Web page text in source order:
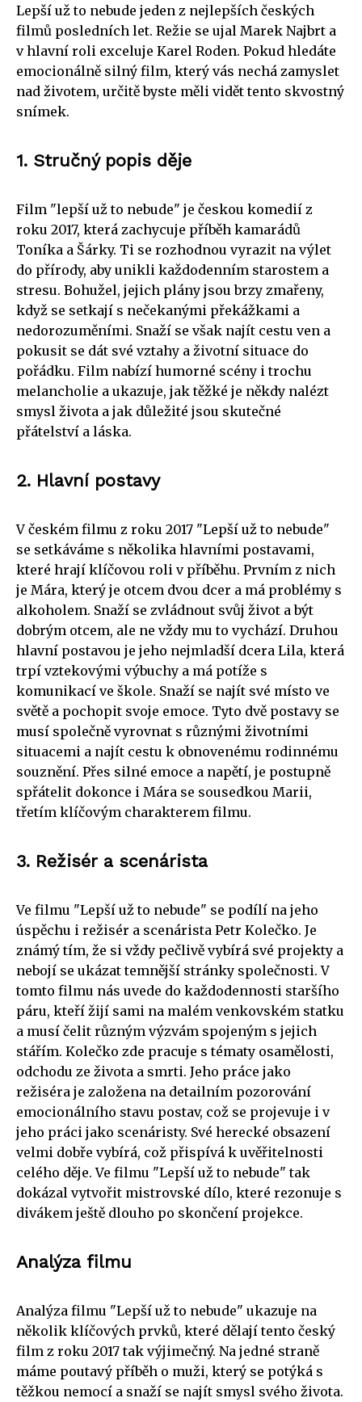
Lepší už to nebude jeden z nejlepších českých
filmů posledních let. Režie se ujal Marek Najbrt a
v hlavní roli exceluje Karel Roden. Pokud hledáte
emocionálně silný film, který vás nechá zamyslet
nad životem, určitě byste měli vidět tento skvostný
snímek.
1. Stručný popis děje
Film "lepší už to nebude" je českou komedií z
roku 2017, která zachycuje příběh kamarádů
Toníka a Šárky. Ti se rozhodnou vyrazit na výlet
do přírody, aby unikli každodenním starostem a
stresu. Bohužel, jejich plány jsou brzy zmařeny,
když se setkají s nečekanými překážkami a
nedorozuměními. Snaží se však najít cestu ven a
pokusit se dát své vztahy a životní situace do
pořádku. Film nabízí humorné scény i trochu
melancholie a ukazuje, jak těžké je někdy nalézt
smysl života a jak důležité jsou skutečné
přátelství a láska.
2. Hlavní postavy
V českém filmu z roku 2017 "Lepší už to nebude"
se setkáváme s několika hlavními postavami,
které hrají klíčovou roli v příběhu. Prvním z nich
je Mára, který je otcem dvou dcer a má problémy s
alkoholem. Snaží se zvládnout svůj život a být
dobrým otcem, ale ne vždy mu to vychází. Druhou
hlavní postavou je jeho nejmladší dcera Lila, která
trpí vztekovými výbuchy a má potíže s
komunikací ve škole. Snaží se najít své místo ve
světě a pochopit svoje emoce. Tyto dvě postavy se
musí společně vyrovnat s různými životními
situacemi a najít cestu k obnovenému rodinnému
souznění. Přes silné emoce a napětí, je postupně
spřátelit dokonce i Mára se sousedkou Marii,
třetím klíčovým charakterem filmu.
3. Režisér a scenárista
Ve filmu "Lepší už to nebude" se podílí na jeho
úspěchu i režisér a scenárista Petr Kolečko. Je
známý tím, že si vždy pečlivě vybírá své projekty a
nebojí se ukázat temnější stránky společnosti. V
tomto filmu nás uvede do každodennosti staršího
páru, kteří žijí sami na malém venkovském statku
a musí čelit různým výzvám spojeným s jejich
stářím. Kolečko zde pracuje s tématy osamělosti,
odchodu ze života a smrti. Jeho práce jako
režiséra je založena na detailním pozorování
emocionálního stavu postav, což se projevuje i v
jeho práci jako scenáristy. Své herecké obsazení
velmi dobře vybírá, což přispívá k uvěřitelnosti
celého děje. Ve filmu "Lepší už to nebude" tak
dokázal vytvořit mistrovské dílo, které rezonuje s
divákem ještě dlouho po skončení projekce.
Analýza filmu
Analýza filmu "Lepší už to nebude" ukazuje na
několik klíčových prvků, které dělají tento český
film z roku 2017 tak výjimečný. Na jedné straně
máme poutavý příběh o muži, který se potýká s
těžkou nemocí a snaží se najít smysl svého života.